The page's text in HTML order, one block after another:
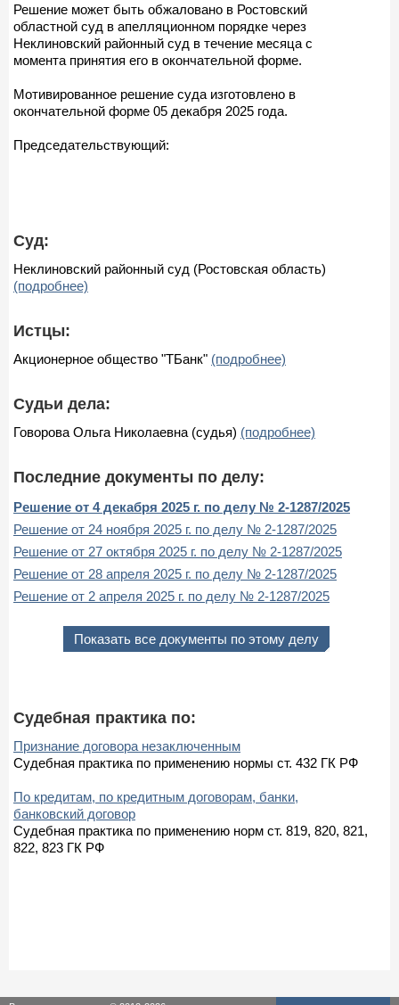
Решение может быть обжаловано в Ростовский
областной суд в апелляционном порядке через
Неклиновский районный суд в течение месяца с
момента принятия его в окончательной форме.
Мотивированное решение суда изготовлено в
окончательной форме 05 декабря 2025 года.
Председательствующий:
Суд:
Неклиновский районный суд (Ростовская область)
(подробнее)
Истцы:
Акционерное общество "ТБанк" (подробнее)
Судьи дела:
Говорова Ольга Николаевна (судья) (подробнее)
Последние документы по делу:
Решение от 4 декабря 2025 г. по делу № 2-1287/2025
Решение от 24 ноября 2025 г. по делу № 2-1287/2025
Решение от 27 октября 2025 г. по делу № 2-1287/2025
Решение от 28 апреля 2025 г. по делу № 2-1287/2025
Решение от 2 апреля 2025 г. по делу № 2-1287/2025
Показать все документы по этому делу
Судебная практика по:
Признание договора незаключенным
Судебная практика по применению нормы ст. 432 ГК РФ
По кредитам, по кредитным договорам, банки,
банковский договор
Судебная практика по применению норм ст. 819, 820, 821,
822, 823 ГК РФ